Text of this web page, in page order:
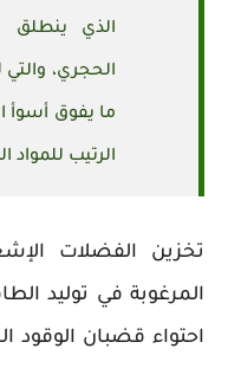
الذي ينطلق
الحجري،
ما يفوق أسوأ
الرتيب
تخزين الفضلات
المرغوبة في توليد
احتواء قضبان الوقود